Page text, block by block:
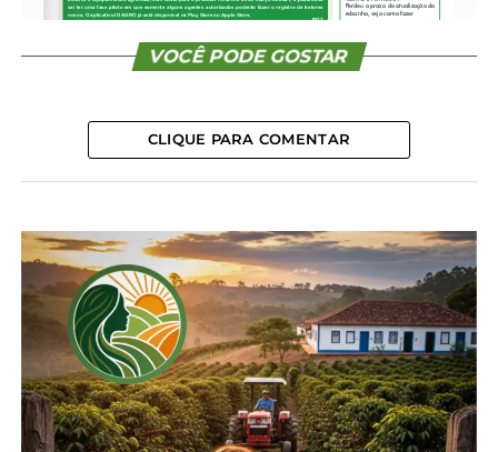
Compartilhe isso:
Facebook 18+
Relacionado
VOCÊ PODE GOSTAR
CLIQUE PARA COMENTAR